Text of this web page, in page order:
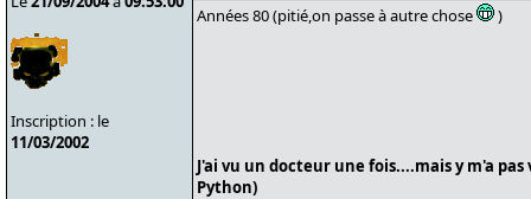
Inscription : le
11/03/2002
Années 80 (pitié,on passe à autre chose
)
J'ai vu un docteur une fois....mais y m'a
Python)